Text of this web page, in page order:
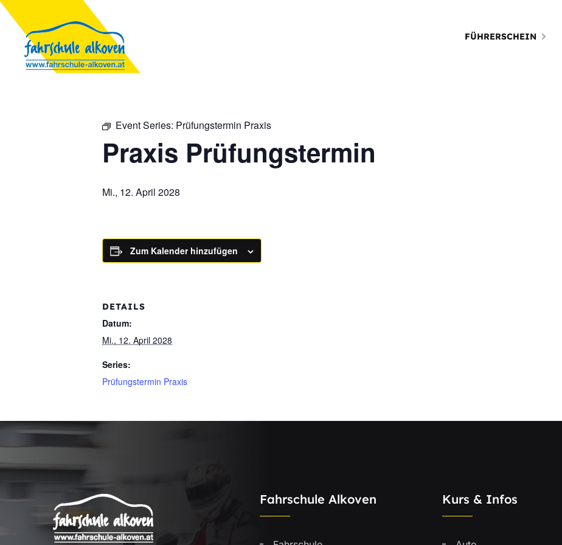
FÜHRERSCHEIN
Event Series: Prüfungstermin Praxis
Praxis Prüfungstermin
Mi., 12. April 2028
Zum Kalender hinzufügen
DETAILS
Datum:
Mi., 12. April 2028
Series:
Prüfungstermin Praxis
Fahrschule Alkoven Kurs & Infos